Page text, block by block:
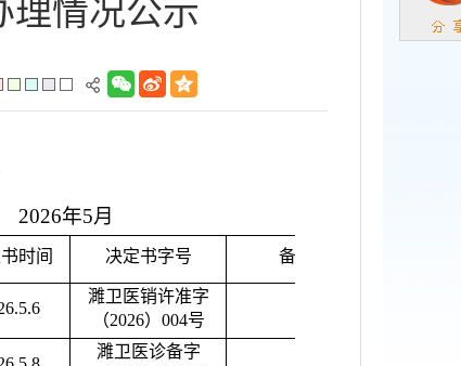
理情况公示
2026年5月
时间 决定书字号 备注
濉卫医销许准字
（2026）004号
濉卫医诊备字